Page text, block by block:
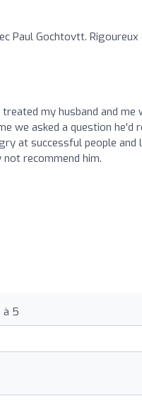
Paul Gochtovtt. Rigoureux
my husband and me
we asked a question he'd
at successful people and
recommend him.
à 5